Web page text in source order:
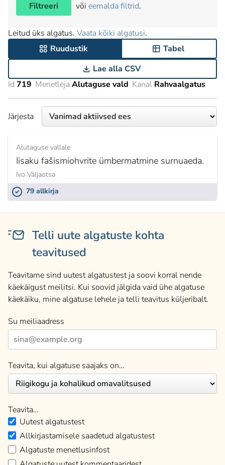
Filtreeri
või eemalda filtrid.
Leitud üks algatus. Vaata kõiki algatusi.
Ruudustik
Tabel
Lae alla CSV
Id 719 Menetleja Alutaguse vald Kanal Rahvaalgatus
Järjesta
Alutaguse vallale
Iisaku fašismiohvrite ümbermatmine surnuaeda.
Ivo Väljaotsa
79 allkirja
Telli uute algatuste kohta
teavitused
Teavitame sind uutest algatustest ja soovi korral nende
käekäigust meilitsi. Kui soovid jälgida vaid ühe algatuse
käekäiku, mine algatuse lehele ja telli teavitus küljeribalt.
Su meiliaadress
Teavita, kui algatuse saajaks on…
Teavita…
Uutest algatustest
Allkirjastamisele saadetud algatustest
Algatuste menetlusinfost